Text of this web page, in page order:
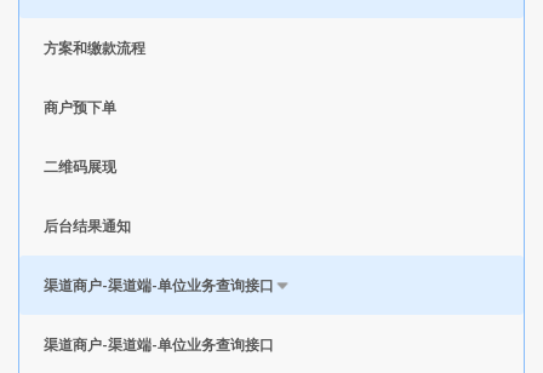
方案和缴款流程
商户预下单
二维码展现
后台结果通知
渠道商户-渠道端-单位业务查询接口
渠道商户-渠道端-单位业务查询接口